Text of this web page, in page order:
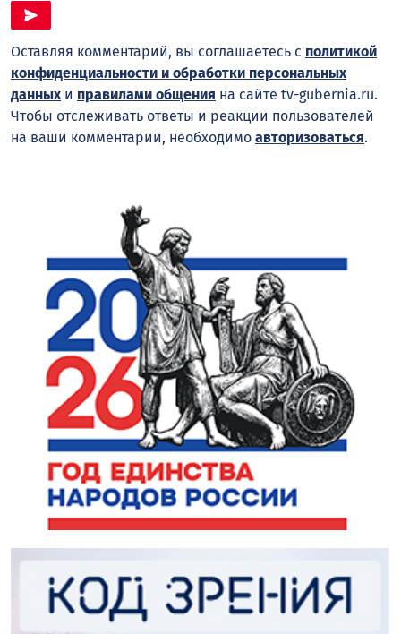
Оставляя комментарий, вы соглашаетесь с политикой
конфиденциальности и обработки персональных
данныхи правилами общения на сайте tv-gubernia.ru.
Чтобы отслеживать ответы и реакции пользователей
на ваши комментарии, необходимо авторизоваться.